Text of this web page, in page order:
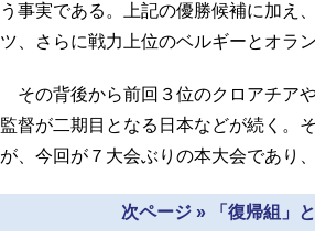
う事実である。上記の優勝候補に加え
ツ、さらに戦力上位のベルギーとオラ
その背後から前回３位のクロアチア
監督が二期目となる日本などが続く。
が、今回が７大会ぶりの本大会であり
次ページ » 「復帰組」